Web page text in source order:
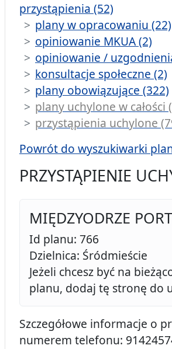
przystąpienia (52)
plany w opracowaniu (22)
opiniowanie MKUA (2)
opiniowanie /
konsultacje społeczne (2)
plany obowiązujące (322)
plany uchylone w całości
przystąpienia uchylone
Powrót do wyszukiwarki
PRZYSTĄPIENIE
MIĘDZYODRZE
Id planu: 766
Dzielnica: Śródmieście
Jeżeli chcesz być na
planu, dodaj tę stronę do
Szczegółowe informacje o
numerem telefonu: